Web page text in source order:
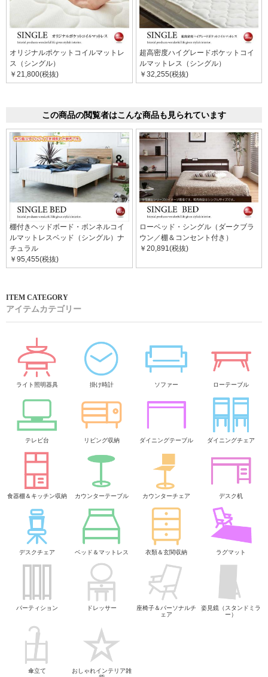
オリジナルポケットコイルマットレ
ス（シングル）
￥21,800(税抜)
超高密度ハイグレードポケットコイ
ルマットレス（シングル）
￥32,255(税抜)
この商品の閲覧者はこんな商品も見られています
棚付きヘッドボード・ボンネルコイ
ルマットレスベッド（シングル）ナ
チュラル
￥95,455(税抜)
ローベッド・シングル（ダークブラ
ウン／棚＆コンセント付き）
￥20,891(税抜)
アイテムカテゴリー
ライト照明器具 掛け時計 ソファー ローテーブル
テレビ台 リビング収納 ダイニングテーブル ダイニングチェア
食器棚＆キッチン収納 カウンターテーブル カウンターチェア デスク机
デスクチェア ベッド＆マットレス 衣類＆玄関収納 ラグマット
パーティション ドレッサー
座椅子＆パーソナルチ
ェア
姿見鏡（スタンドミラ
ー）
傘立て
おしゃれインテリア雑